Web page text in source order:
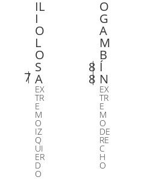
7
IL
I
O
L
O
S
A
EX
TR
E
M
O
IZ
Q
UI
ER
D
O
8
8
O
G
A
M
B
Í
N
EX
TR
E
M
O
DE
RE
C
H
O